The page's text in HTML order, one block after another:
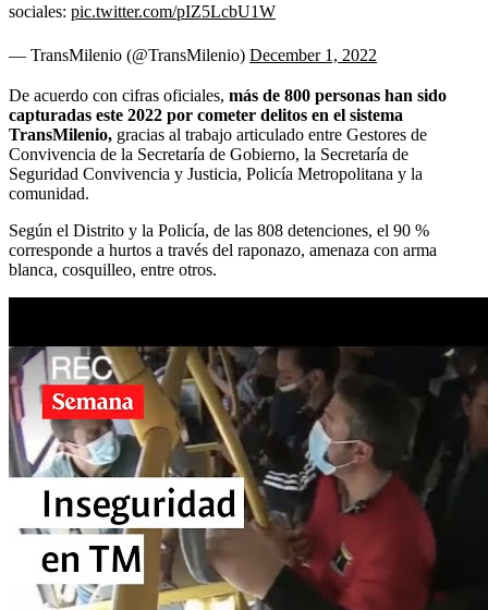
sociales: pic.twitter.com/pIZ5LcbU1W
— TransMilenio (@TransMilenio) December 1, 2022
De acuerdo con cifras oficiales, más de 800 personas han sido
capturadas este 2022 por cometer delitos en el sistema
TransMilenio, gracias al trabajo articulado entre Gestores de
Convivencia de la Secretaría de Gobierno, la Secretaría de
Seguridad Convivencia y Justicia, Policía Metropolitana y la
comunidad.
Según el Distrito y la Policía, de las 808 detenciones, el 90 %
corresponde a hurtos a través del raponazo, amenaza con arma
blanca, cosquilleo, entre otros.